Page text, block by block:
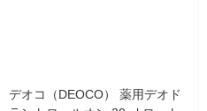
デオコ（DEOCO） 薬用デオド